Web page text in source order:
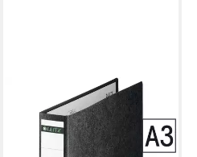
Aktenordner 1073, Ordner
breit, A3 Querformat,
aufgeklebtes Rückenschild